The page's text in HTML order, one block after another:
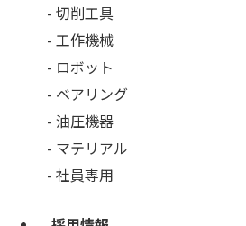
切削工具
工作機械
ロボット
ベアリング
油圧機器
マテリアル
社員専用